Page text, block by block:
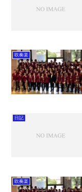
吹奏楽
日記
吹奏楽